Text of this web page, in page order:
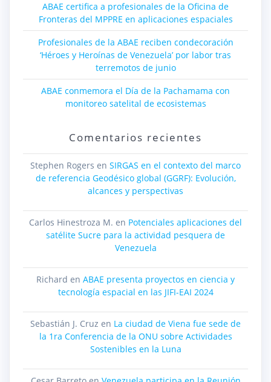
ABAE certifica a profesionales de la Oficina de
Fronteras del MPPRE en aplicaciones espaciales
Profesionales de la ABAE reciben condecoración
‘Héroes y Heroínas de Venezuela’ por labor tras
terremotos de junio
ABAE conmemora el Día de la Pachamama con
monitoreo satelital de ecosistemas
Comentarios recientes
Stephen Rogers en SIRGAS en el contexto del marco
de referencia Geodésico global (GGRF): Evolución,
alcances y perspectivas
Carlos Hinestroza M. en Potenciales aplicaciones del
satélite Sucre para la actividad pesquera de
Venezuela
Richard en ABAE presenta proyectos en ciencia y
tecnología espacial en las JIFI-EAI 2024
Sebastián J. Cruz en La ciudad de Viena fue sede de
la 1ra Conferencia de la ONU sobre Actividades
Sostenibles en la Luna